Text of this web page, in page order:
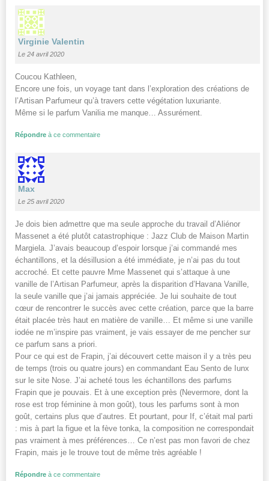
Virginie Valentin
Le 24 avril 2020
Coucou Kathleen,
Encore une fois, un voyage tant dans l’exploration des créations de
l’Artisan Parfumeur qu’à travers cette végétation luxuriante.
Même si le parfum Vanilia me manque… Assurément.
Répondre à ce commentaire
Max
Le 25 avril 2020
Je dois bien admettre que ma seule approche du travail d’Aliénor
Massenet a été plutôt catastrophique : Jazz Club de Maison Martin
Margiela. J’avais beaucoup d’espoir lorsque j’ai commandé mes
échantillons, et la désillusion a été immédiate, je n’ai pas du tout
accroché. Et cette pauvre Mme Massenet qui s’attaque à une
vanille de l’Artisan Parfumeur, après la disparition d’Havana Vanille,
la seule vanille que j’ai jamais appréciée. Je lui souhaite de tout
cœur de rencontrer le succès avec cette création, parce que la barre
était placée très haut en matière de vanille… Et même si une vanille
iodée ne m’inspire pas vraiment, je vais essayer de me pencher sur
ce parfum sans a priori.
Pour ce qui est de Frapin, j’ai découvert cette maison il y a très peu
de temps (trois ou quatre jours) en commandant Eau Sento de Iunx
sur le site Nose. J’ai acheté tous les échantillons des parfums
Frapin que je pouvais. Et à une exception près (Nevermore, dont la
rose est trop féminine à mon goût), tous les parfums sont à mon
goût, certains plus que d’autres. Et pourtant, pour If, c’était mal parti
: mis à part la figue et la fève tonka, la composition ne correspondait
pas vraiment à mes préférences… Ce n’est pas mon favori de chez
Frapin, mais je le trouve tout de même très agréable !
Répondre à ce commentaire